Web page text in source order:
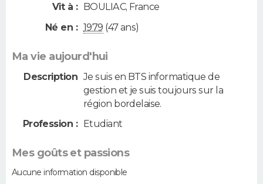
Vit à : BOULIAC, France
Né en : 1979 (47 ans)
Ma vie aujourd'hui
Description Je suis en BTS informatique de
gestion et je suis toujours sur la
région bordelaise.
Profession : Etudiant
Mes goûts et passions
Aucune information disponible